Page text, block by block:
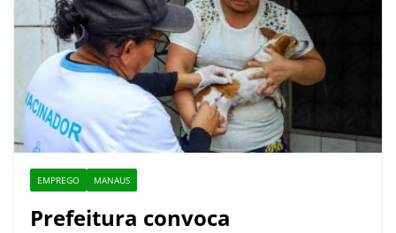
EMPREGO MANAUS
Prefeitura convoca